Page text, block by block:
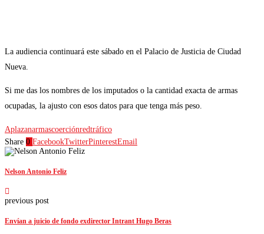
La audiencia continuará este sábado en el Palacio de Justicia de Ciudad
Nueva.
Si me das los nombres de los imputados o la cantidad exacta de armas
ocupadas, la ajusto con esos datos para que tenga más peso.
Aplazanarmascoerciónredtráfico
Share 0 FacebookTwitterPinterestEmail
Nelson Antonio Feliz
previous post
Envían a juicio de fondo exdirector Intrant Hugo Beras